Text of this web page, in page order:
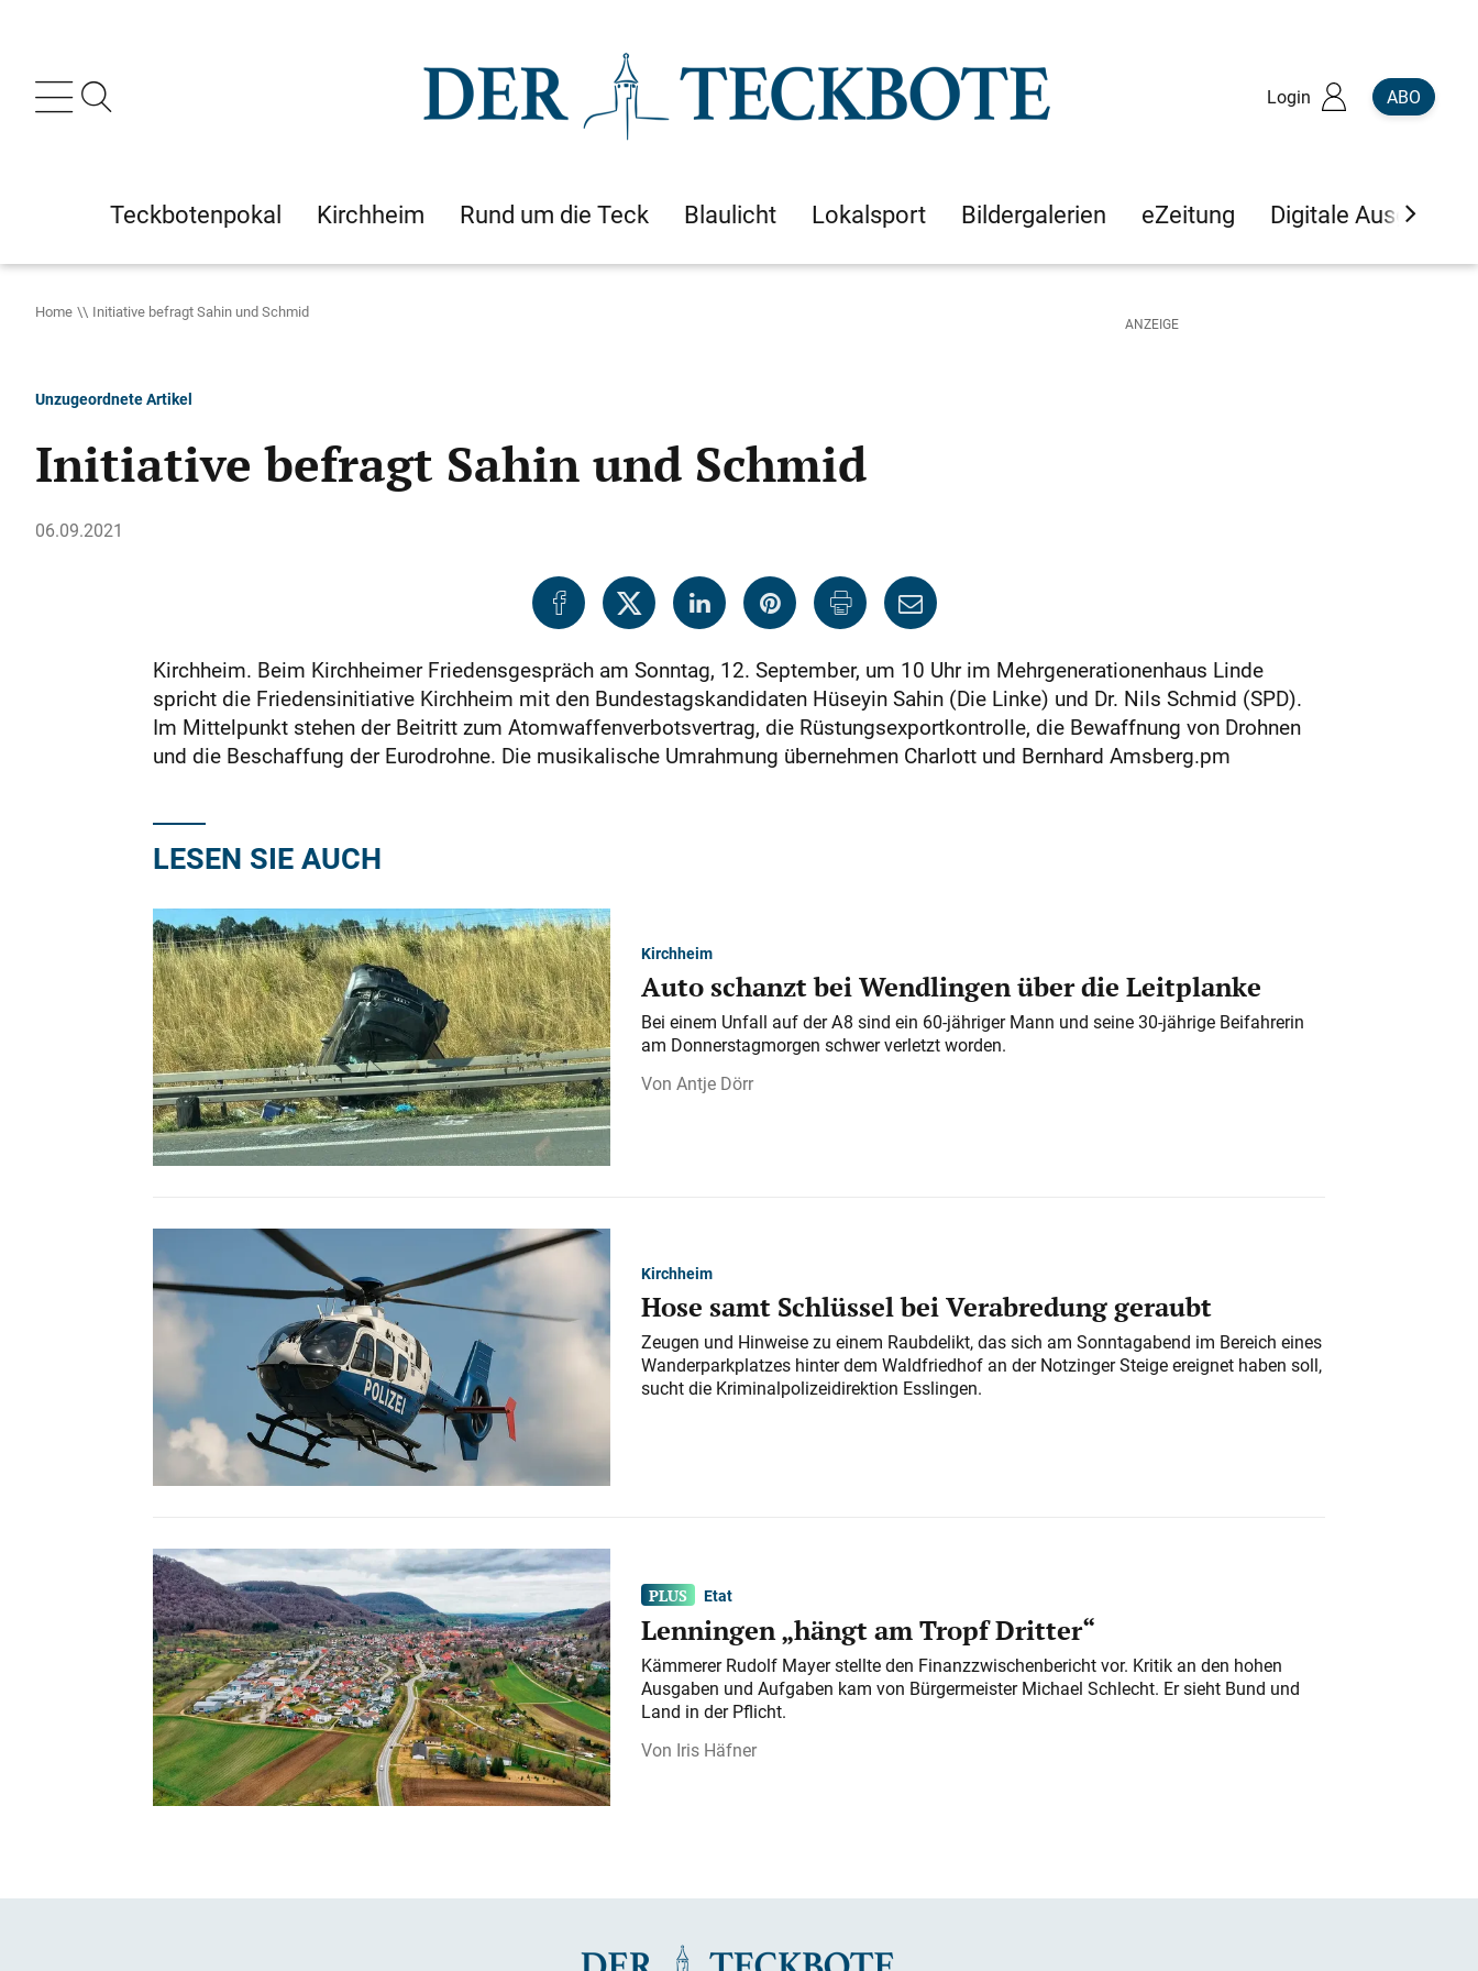
Login ABO
Teckbotenpokal Kirchheim Rund um die Teck Blaulicht Lokalsport Bildergalerien eZeitung Digitale Ausgaben
Home Initiative befragt Sahin und Schmid
Unzugeordnete Artikel
Initiative befragt Sahin und Schmid
06.09.2021
Kirchheim. Beim Kirchheimer Friedensgespräch am Sonntag, 12. September, um 10 Uhr im Mehrgenerationenhaus Linde
spricht die Friedensinitiative Kirchheim mit den Bundestagskandidaten Hüseyin Sahin (Die Linke) und Dr. Nils Schmid (SPD).
Im Mittelpunkt stehen der Beitritt zum Atomwaffenverbotsvertrag, die Rüstungsexportkontrolle, die Bewaffnung von Drohnen
und die Beschaffung der Eurodrohne. Die musikalische Umrahmung übernehmen Charlott und Bernhard Amsberg.pm
LESEN SIE AUCH
Kirchheim
Auto schanzt bei Wendlingen über die Leitplanke
Bei einem Unfall auf der A 8 sind ein 60-jähriger Mann und seine 30-jährige Beifahrerin
am Donnerstagmorgen schwer verletzt worden.
Antje Dörr
Kirchheim
Hose samt Schlüssel bei Verabredung geraubt
Zeugen und Hinweise zu einem Raubdelikt, das sich am Sonntagabend im Bereich eines
Wanderparkplatzes hinter dem Waldfriedhof an der Notzinger Steige ereignet haben soll,
sucht die Kriminalpolizeidirektion Esslingen.
Etat
Lenningen „hängt am Tropf Dritter“
Kämmerer Rudolf Mayer stellte den Finanzzwischenbericht vor. Kritik an den hohen
Ausgaben und Aufgaben kam von Bürgermeister Michael Schlecht. Er sieht Bund und
Land in der Pflicht.
Iris Häfner